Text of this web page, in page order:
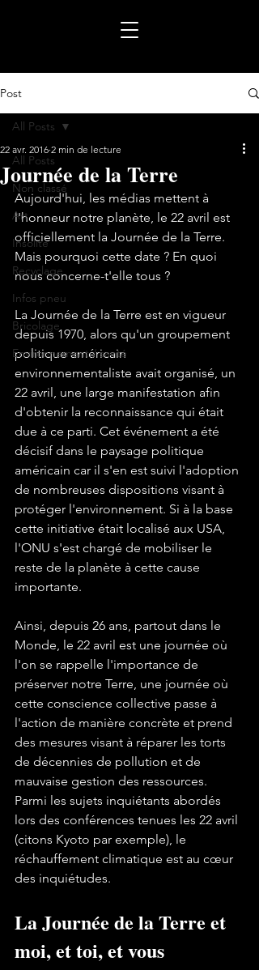
Post
All Posts
Non classé
Art
Insolite
Recyclage
Infos pneu
Bricolage
Environnement / santé
All Posts
Journée de la Terre
22 avr. 2016 2 min de lecture
Aujourd'hui, les médias mettent à
l'honneur notre planète, le 22 avril est
officiellement la Journée de la Terre.
Mais pourquoi cette date ? En quoi
nous concerne-t'elle tous ?
La Journée de la Terre est en vigueur
depuis 1970, alors qu'un groupement
politique américain
environnementaliste avait organisé, un
22 avril, une large manifestation afin
d'obtenir la reconnaissance qui était
due à ce parti. Cet événement a été
décisif dans le paysage politique
américain car il s'en est suivi l'adoption
de nombreuses dispositions visant à
protéger l'environnement. Si à la base
cette initiative était localisé aux USA,
l'ONU s'est chargé de mobiliser le
reste de la planète à cette cause
importante.
Ainsi, depuis 26 ans, partout dans le
Monde, le 22 avril est une journée où
l'on se rappelle l'importance de
préserver notre Terre, une journée où
cette conscience collective passe à
l'action de manière concrète et prend
des mesures visant à réparer les torts
de décennies de pollution et de
mauvaise gestion des ressources.
Parmi les sujets inquiétants abordés
lors des conférences tenues les 22 avril
(citons Kyoto par exemple), le
réchauffement climatique est au cœur
La Journée de la Terre et
moi, et toi, et vous